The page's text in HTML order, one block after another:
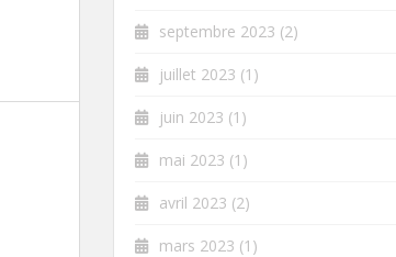
septembre 2023 (2)
juillet 2023 (1)
juin 2023 (1)
mai 2023 (1)
avril 2023 (2)
mars 2023 (1)